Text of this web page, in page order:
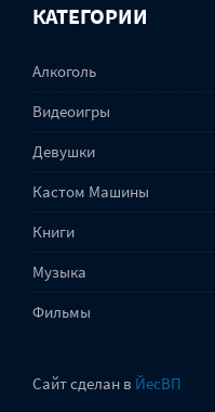
КАТЕГОРИИ
Алкоголь
Видеоигры
Девушки
Кастом Машины
Книги
Музыка
Фильмы
Сайт сделан в ЙесВП